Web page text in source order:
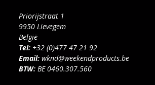
Priorijstraat 1
9950 Lievegem
België
Tel: +32 (0)477 47 21 92
Email: wknd@weekendproducts.be
BTW: BE 0460.307.560